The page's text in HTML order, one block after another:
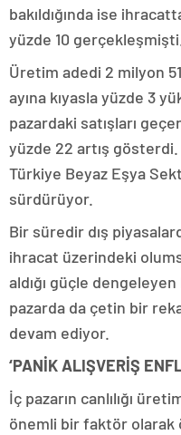
bakıldığında ise
yüzde 10 gerçekleşmişti.
Üretim adedi 2 milyon
ayına kıyasla yüzde 3
pazardaki satışları
yüzde 22 artış gösterdi.
Türkiye Beyaz Eşya
sürdürüyor.
Bir süredir dış
ihracat üzerindeki
aldığı güçle
pazarda da çetin bir
devam ediyor.
‘PANİK ALIŞVERİŞ
İç pazarın canlılığı
önemli bir faktör olarak